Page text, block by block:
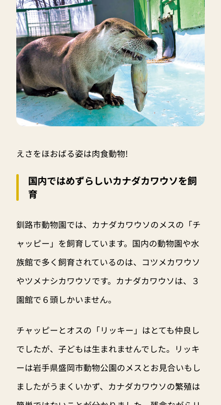
えさをほおばる姿は肉食動物!
国内ではめずらしいカナダカワウソを飼
育
釧路市動物園では、カナダカワウソのメスの「チ
ャッピー」を飼育しています。国内の動物園や水
族館で多く飼育されているのは、コツメカワウソ
やツメナシカワウソです。カナダカワウソは、３
園館で６頭しかいません。
チャッピーとオスの「リッキー」はとても仲良し
でしたが、子どもは生まれませんでした。リッキ
ーは岩手県盛岡市動物公園のメスとお見合いもし
ましたがうまくいかず、カナダカワウソの繁殖は